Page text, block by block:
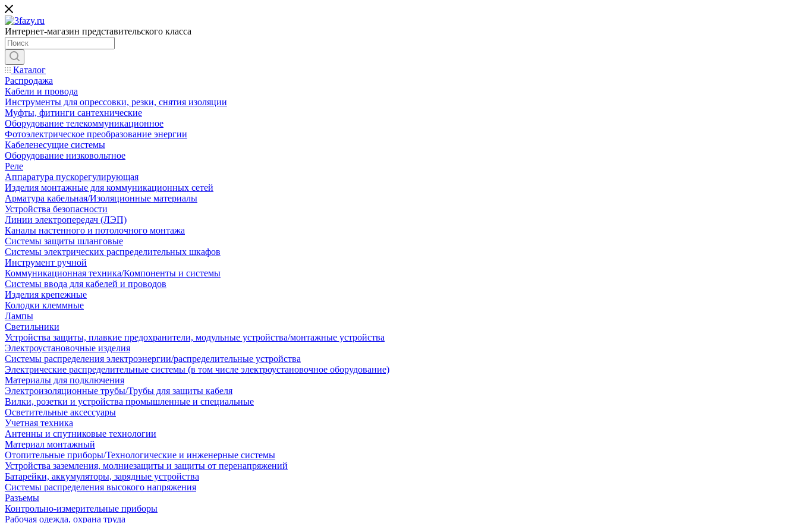
Интернет-магазин представительского класса
Каталог
Распродажа
Кабели и провода
Инструменты для опрессовки, резки, снятия изоляции
Муфты, фитинги сантехнические
Оборудование телекоммуникационное
Фотоэлектрическое преобразование энергии
Кабеленесущие системы
Оборудование низковольтное
Реле
Аппаратура пускорегулирующая
Изделия монтажные для коммуникационных сетей
Арматура кабельная/Изоляционные материалы
Устройства безопасности
Линии электропередач (ЛЭП)
Каналы настенного и потолочного монтажа
Системы защиты шланговые
Системы электрических распределительных шкафов
Инструмент ручной
Коммуникационная техника/Компоненты и системы
Системы ввода для кабелей и проводов
Изделия крепежные
Колодки клеммные
Лампы
Светильники
Устройства защиты, плавкие предохранители, модульные устройства/монтажные устройства
Электроустановочные изделия
Системы распределения электроэнергии/распределительные устройства
Электрические распределительные системы (в том числе электроустановочное оборудование)
Материалы для подключения
Электроизоляционные трубы/Трубы для защиты кабеля
Вилки, розетки и устройства промышленные и специальные
Осветительные аксессуары
Учетная техника
Антенны и спутниковые технологии
Материал монтажный
Отопительные приборы/Технологические и инженерные системы
Устройства заземления, молниезащиты и защиты от перенапряжений
Батарейки, аккумуляторы, зарядные устройства
Системы распределения высокого напряжения
Разъемы
Контрольно-измерительные приборы
Рабочая одежда, охрана труда